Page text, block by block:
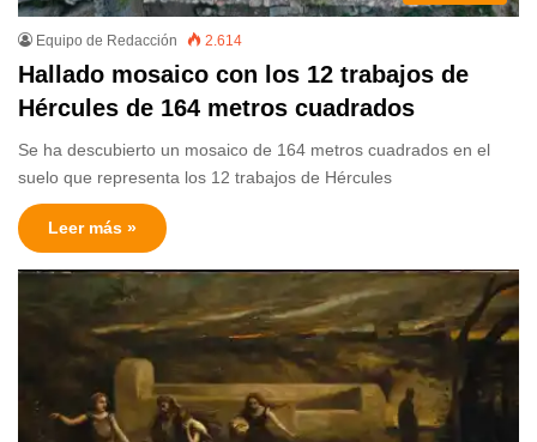
Equipo de Redacción 2.614
Hallado mosaico con los 12 trabajos de
Hércules de 164 metros cuadrados
Se ha descubierto un mosaico de 164 metros cuadrados en el
suelo que representa los 12 trabajos de Hércules
Leer más »